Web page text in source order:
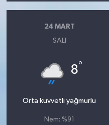
24 MART
SALI
8°
Orta kuvvetli yağmurlu
Nem: %91